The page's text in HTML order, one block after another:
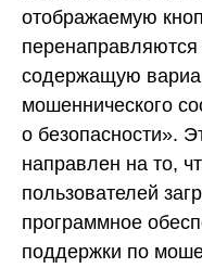
отображаемую
перенаправляются
содержащую
мошеннического
о безопасности».
направлен на то,
пользователей
программное
поддержки по